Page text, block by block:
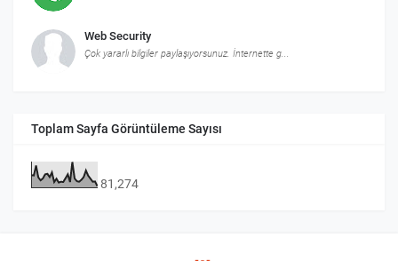
Web Security
Çok yararlı bilgiler paylaşıyorsunuz. İnternette g...
Toplam Sayfa Görüntüleme Sayısı
81,274